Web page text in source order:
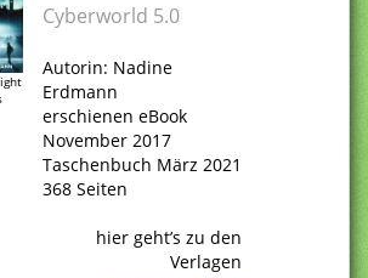
Cyberworld 5.0
Autorin: Nadine
Erdmann
erschienen eBook
November 2017
Taschenbuch März 2021
368 Seiten
hier geht’s zu den
Verlagen